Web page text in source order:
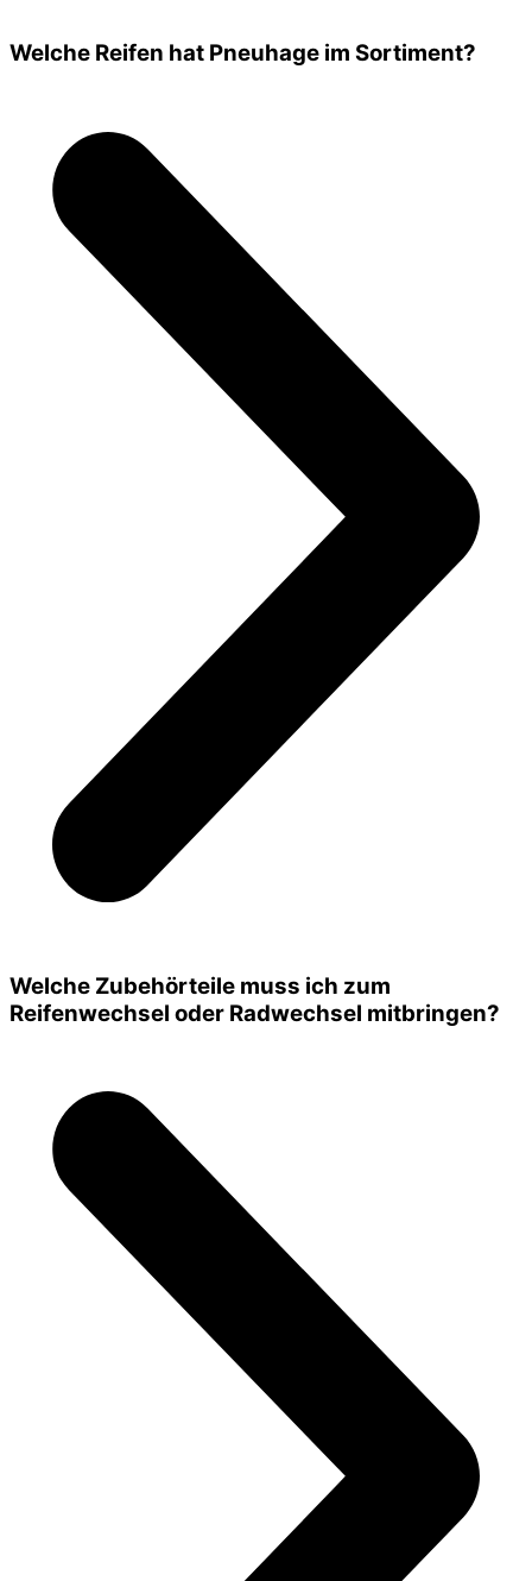
Welche Reifen hat Pneuhage im Sortiment?
Welche Zubehörteile muss ich zum
Reifenwechsel oder Radwechsel mitbringen?